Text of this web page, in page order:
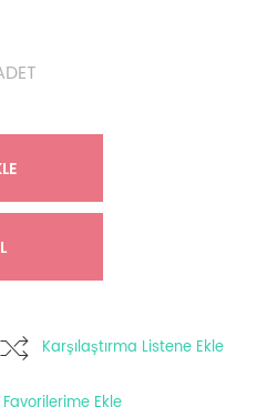
Karşılaştırma Listene Ekle